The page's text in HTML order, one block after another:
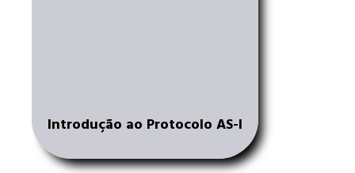
Introdução ao Protocolo AS-I